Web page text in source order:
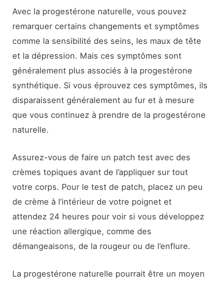
Avec la progestérone naturelle, vous pouvez
remarquer certains changements et symptômes
comme la sensibilité des seins, les maux de tête
et la dépression. Mais ces symptômes sont
généralement plus associés à la progestérone
synthétique. Si vous éprouvez ces symptômes, ils
disparaissent généralement au fur et à mesure
que vous continuez à prendre de la progestérone
naturelle.
Assurez-vous de faire un patch test avec des
crèmes topiques avant de l’appliquer sur tout
votre corps. Pour le test de patch, placez un peu
de crème à l’intérieur de votre poignet et
attendez 24 heures pour voir si vous développez
une réaction allergique, comme des
démangeaisons, de la rougeur ou de l’enflure.
La progestérone naturelle pourrait être un moyen